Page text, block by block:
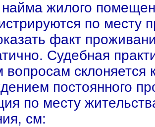
найма жилого
по месту
факт
Судебная
вопросам склоняется
постоянного
по месту
см: